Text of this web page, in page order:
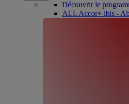
Découvrir le
ALL Accor+ ibis -